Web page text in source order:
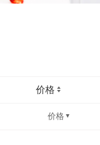
价格
价格